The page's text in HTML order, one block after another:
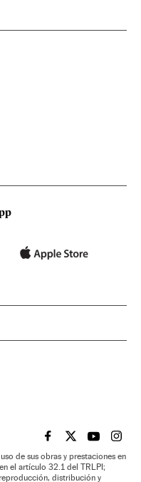
EL PAÍS BRASIL EN
EL PAÍSEL PAÍS
EL
de sus obras y prestaciones en
el artículo 32.1 del TRLPI;
distribución y